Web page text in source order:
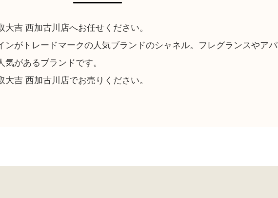
吉 西加古川店へお任せください。
ンがトレードマークの人気ブランドのシャネル。フレグランスやア
があるブランドです。
吉 西加古川店でお売りください。